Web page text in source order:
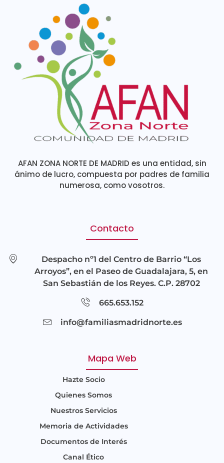
AFAN ZONA NORTE DE MADRID es una entidad, sin
ánimo de lucro, compuesta por padres de familia
numerosa, como vosotros.
Contacto
Despacho nº1 del Centro de Barrio “Los
Arroyos”, en el Paseo de Guadalajara, 5, en
San Sebastián de los Reyes. C.P. 28702
665.653.152
info@familiasmadridnorte.es
Mapa Web
Hazte Socio
Quienes Somos
Nuestros Servicios
Memoria de Actividades
Documentos de Interés
Canal Ético